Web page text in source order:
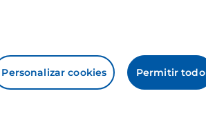
Personalizar cookies Permitir todo